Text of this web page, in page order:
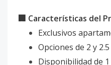
🏢 Características del
Exclusivos
Opciones de 2 y
Disponibilidad de